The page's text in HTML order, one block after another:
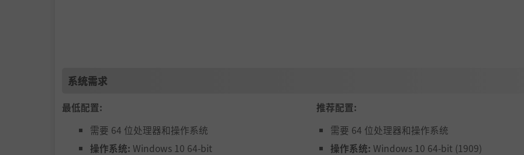
系统需求
最低配置:
需要 64 位处理器和操作系统
操作系统: Windows 10 64-bit
推荐配置:
需要 64 位处理器和操作系统
操作系统: Windows 10 64-bit (1909)